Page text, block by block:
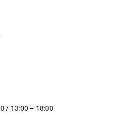
/ 13:00 – 18:00